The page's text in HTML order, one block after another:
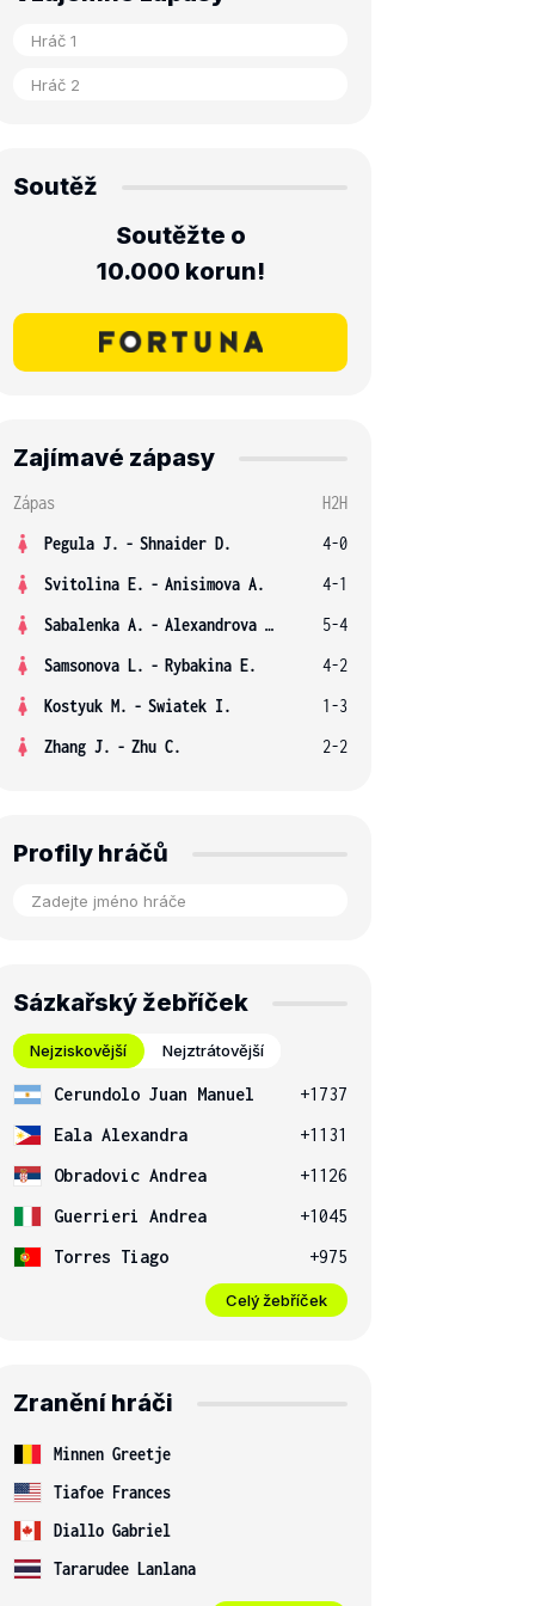
Soutěž
Soutěžte o
10.000 korun!
Zajímavé zápasy
Zápas
H2H
Pegula J. - Shnaider D.
4-0
Svitolina E. - Anisimova A.
4-1
Sabalenka A. - Alexandrova E.
5-4
Samsonova L. - Rybakina E.
4-2
Kostyuk M. - Swiatek I.
1-3
Zhang J. - Zhu C. 2-2
Profily hráčů
Sázkařský žebříček
Nejziskovější Nejztrátovější
Cerundolo Juan Manuel
+1737
Eala Alexandra
+1131
Obradovic Andrea
+1126
Guerrieri Andrea
+1045
Torres Tiago
+975
Celý žebříček
Zranění hráči
Minnen Greetje
Tiafoe Frances
Diallo Gabriel
Tararudee Lanlana